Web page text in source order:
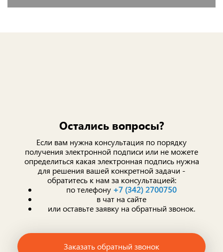
Остались вопросы?
Если вам нужна консультация по порядку
получения электронной подписи или не можете
определиться какая электронная подпись нужна
для решения вашей конкретной задачи -
обратитесь к нам за консультацией:
по телефону +7 (342) 2700750
в чат на сайте
или оставьте заявку на обратный звонок.
Заказать обратный звонок